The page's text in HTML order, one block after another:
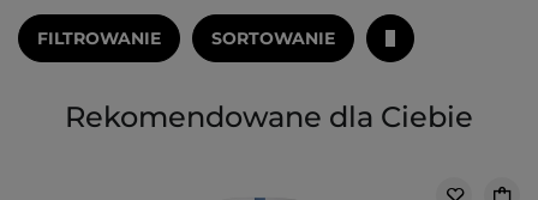
FILTROWANIE SORTOWANIE
Rekomendowane dla Ciebie